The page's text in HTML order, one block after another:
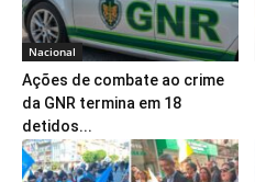
Nacional
Ações de combate ao crime
da GNR termina em 18
detidos...